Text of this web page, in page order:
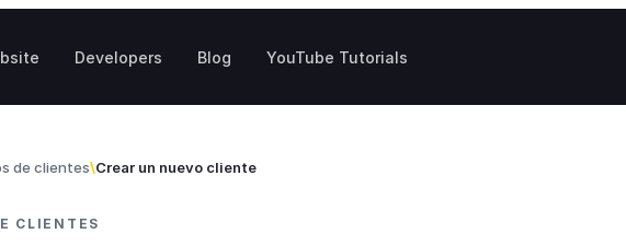
Developers Blog YouTube Tutorials
de clientes Crear un nuevo cliente
CLIENTES